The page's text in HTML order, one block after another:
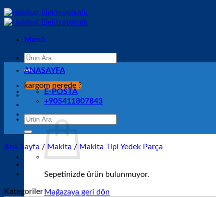
Menü
Ara:
kargom nerede ?
Sepetinizde ürün bulunmuyor.
Mağazaya geri dön
ANASAYFA
E-POSTA
+905411807843
Ara:
Ana Sayfa / Makita / Makita Tipi Yedek Parça
Kategoriler